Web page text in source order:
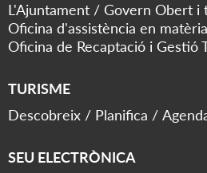
L'Ajuntament
Govern Obert i
Oficina d'assistència en
Oficina de Recaptació i Gestió
TURISME
Descobreix
Planifica
SEU ELECTRÒNICA